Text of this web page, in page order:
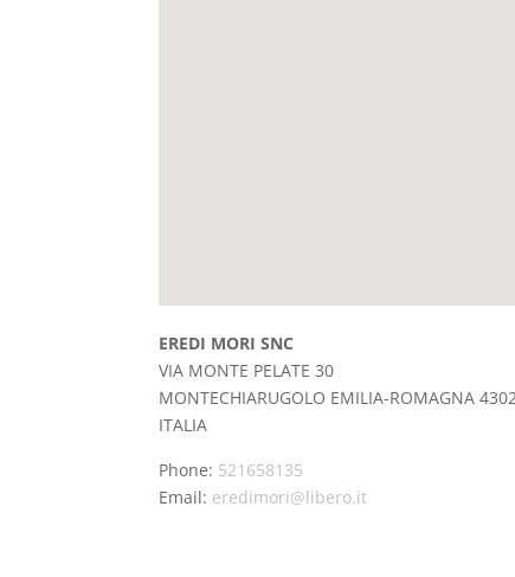
EREDI MORI SNC
VIA MONTE PELATE 30
MONTECHIARUGOLO EMILIA-ROMAGNA
ITALIA
Phone: 521658135
Email: eredimori@libero.it